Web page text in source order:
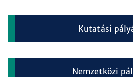
Kutatási
Nemzetközi